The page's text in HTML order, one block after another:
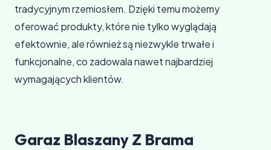
tradycyjnym rzemiosłem. Dzięki temu możemy
oferować produkty, które nie tylko wyglądają
efektownie, ale również są niezwykle trwałe i
funkcjonalne, co zadowala nawet najbardziej
wymagających klientów.
Garaz Blaszany Z Brama